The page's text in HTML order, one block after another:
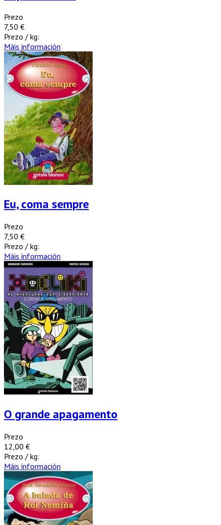
Prezo
7,50 €
Prezo / kg:
Máis información
Eu, coma sempre
Prezo
7,50 €
Prezo / kg:
Máis información
O grande apagamento
Prezo
12,00 €
Prezo / kg:
Máis información